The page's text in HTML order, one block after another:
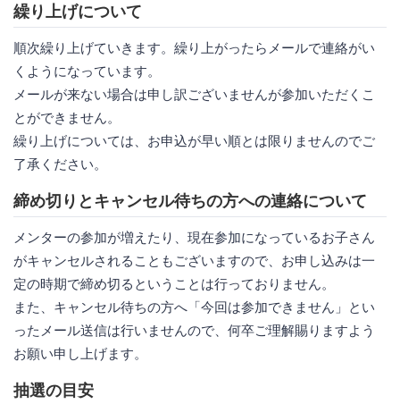
繰り上げについて
順次繰り上げていきます。繰り上がったらメールで連絡がい
くようになっています。
メールが来ない場合は申し訳ございませんが参加いただくこ
とができません。
繰り上げについては、お申込が早い順とは限りませんのでご
了承ください。
締め切りとキャンセル待ちの方への連絡について
メンターの参加が増えたり、現在参加になっているお子さん
がキャンセルされることもございますので、お申し込みは一
定の時期で締め切るということは行っておりません。
また、キャンセル待ちの方へ「今回は参加できません」とい
ったメール送信は行いませんので、何卒ご理解賜りますよう
お願い申し上げます。
抽選の目安